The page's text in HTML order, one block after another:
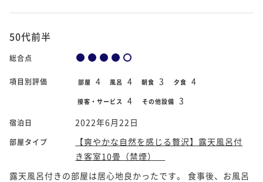
50代前半
総合点
項目別評価 部屋 4 風呂 4 朝食 3 夕食 4
接客・サービス 4 その他設備 3
宿泊日 2022年6月22日
部屋タイプ
【爽やかな自然を感じる贅沢】露天風呂付
き客室10畳（禁煙）
露天風呂付きの部屋は居心地良かったです。 食事後、お風呂